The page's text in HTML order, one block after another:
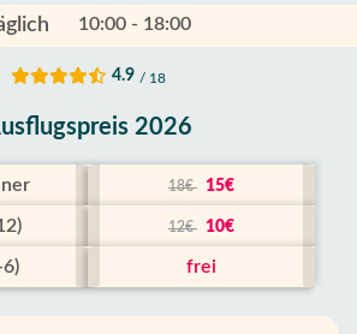
10:00 - 18:00
4.9 / 18
2026
18€ 15€
12€ 10€
frei